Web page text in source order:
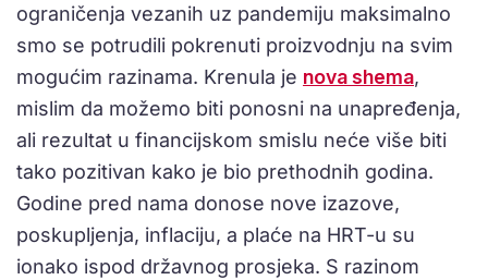
ograničenja vezanih uz pandemiju maksimalno
smo se potrudili pokrenuti proizvodnju na svim
mogućim razinama. Krenula je nova shema,
mislim da možemo biti ponosni na unapređenja,
ali rezultat u financijskom smislu neće više biti
tako pozitivan kako je bio prethodnih godina.
Godine pred nama donose nove izazove,
poskupljenja, inflaciju, a plaće na HRT-u su
ionako ispod državnog prosjeka. S razinom